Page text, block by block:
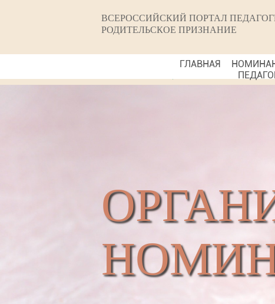
ВСЕРОССИЙСКИЙ ПОРТАЛ
РОДИТЕЛЬСКОЕ ПРИЗНАНИЕ
ГЛАВНАЯ